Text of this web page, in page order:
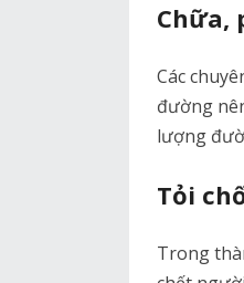
Chữa,
Các
đường
lượng
Tỏi
Trong